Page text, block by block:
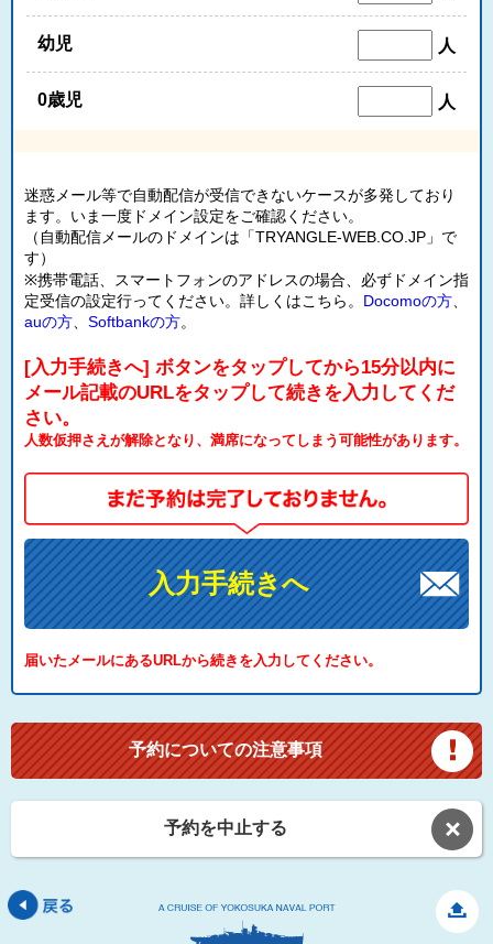
幼児 人
0歳児 人
迷惑メール等で自動配信が受信できないケースが多発しており
ます。いま一度ドメイン設定をご確認ください。
（自動配信メールのドメインは「TRYANGLE-WEB.CO.JP」で
す）
※携帯電話、スマートフォンのアドレスの場合、必ずドメイン指
定受信の設定行ってください。詳しくはこちら。 Docomoの方
auの方
Softbankの方。
[入力手続きへ] ボタンをタップしてから15分以内に
メール記載のURLをタップして続きを入力してくだ
さい。
人数仮押さえが解除となり、満席になってしまう可能性があります。
入力手続きへ
届いたメールにあるURLから続きを入力してください。
予約についての注意事項
予約を中止する